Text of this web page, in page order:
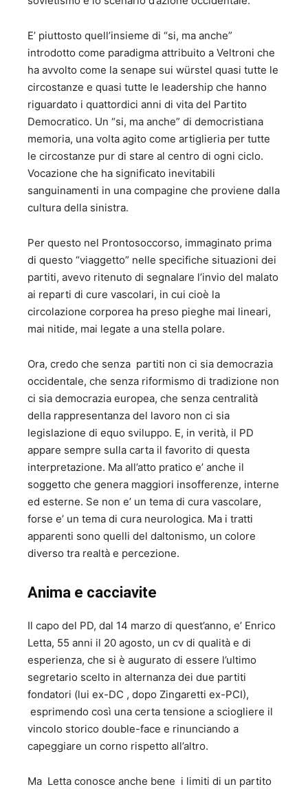
E’ piuttosto quell’insieme di “si, ma anche”
introdotto come paradigma attribuito a Veltroni che
ha avvolto come la senape sui würstel quasi tutte le
circostanze e quasi tutte le leadership che hanno
riguardato i quattordici anni di vita del Partito
Democratico. Un “si, ma anche” di democristiana
memoria, una volta agito come artiglieria per tutte
le circostanze pur di stare al centro di ogni ciclo.
Vocazione che ha significato inevitabili
sanguinamenti in una compagine che proviene dalla
cultura della sinistra.
Per questo nel Prontosoccorso, immaginato prima
di questo “viaggetto” nelle specifiche situazioni dei
partiti, avevo ritenuto di segnalare l’invio del malato
ai reparti di cure vascolari, in cui cioè la
circolazione corporea ha preso pieghe mai lineari,
mai nitide, mai legate a una stella polare.
Ora, credo che senza partiti non ci sia democrazia
occidentale, che senza riformismo di tradizione non
ci sia democrazia europea, che senza centralità
della rappresentanza del lavoro non ci sia
legislazione di equo sviluppo. E, in verità, il PD
appare sempre sulla carta il favorito di questa
interpretazione. Ma all’atto pratico e’ anche il
soggetto che genera maggiori insofferenze, interne
ed esterne. Se non e’ un tema di cura vascolare,
forse e’ un tema di cura neurologica. Ma i tratti
apparenti sono quelli del daltonismo, un colore
diverso tra realtà e percezione.
Anima e cacciavite
Il capo del PD, dal 14 marzo di quest’anno, e’ Enrico
Letta, 55 anni il 20 agosto, un cv di qualità e di
esperienza, che si è augurato di essere l’ultimo
segretario scelto in alternanza dei due partiti
fondatori (lui ex-DC , dopo Zingaretti ex-PCI),
esprimendo così una certa tensione a sciogliere il
vincolo storico double-face e rinunciando a
capeggiare un corno rispetto all’altro.
Ma Letta conosce anche bene i limiti di un partito